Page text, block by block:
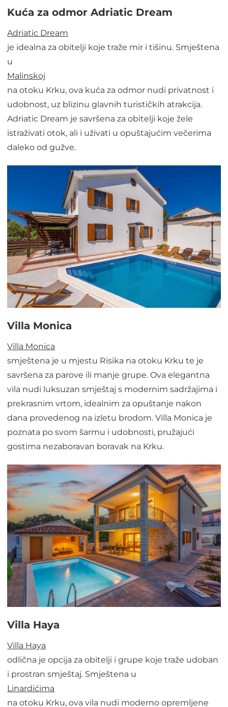
Kuća za odmor Adriatic Dream
Adriatic Dream
je idealna za obitelji koje traže mir i tišinu. Smještena
u
Malinskoj
na otoku Krku, ova kuća za odmor nudi privatnost i
udobnost, uz blizinu glavnih turističkih atrakcija.
Adriatic Dream je savršena za obitelji koje žele
istraživati otok, ali i uživati u opuštajućim večerima
daleko od gužve.
Villa Monica
Villa Monica
smještena je u mjestu Risika na otoku Krku te je
savršena za parove ili manje grupe. Ova elegantna
vila nudi luksuzan smještaj s modernim sadržajima i
prekrasnim vrtom, idealnim za opuštanje nakon
dana provedenog na izletu brodom. Villa Monica je
poznata po svom šarmu i udobnosti, pružajući
gostima nezaboravan boravak na Krku.
Villa Haya
Villa Haya
odlična je opcija za obitelji i grupe koje traže udoban
i prostran smještaj. Smještena u
Linardićima
na otoku Krku, ova vila nudi moderno opremljene